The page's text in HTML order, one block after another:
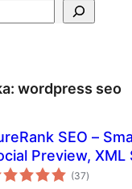
wordpress seo
SEO –
Preview,
(37vērtējumu
kopsumma
)